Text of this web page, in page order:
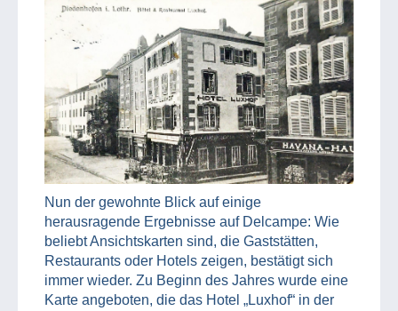
Nun der gewohnte Blick auf einige
herausragende Ergebnisse auf Delcampe: Wie
beliebt Ansichtskarten sind, die Gaststätten,
Restaurants oder Hotels zeigen, bestätigt sich
immer wieder. Zu Beginn des Jahres wurde eine
Karte angeboten, die das Hotel „Luxhof“ in der